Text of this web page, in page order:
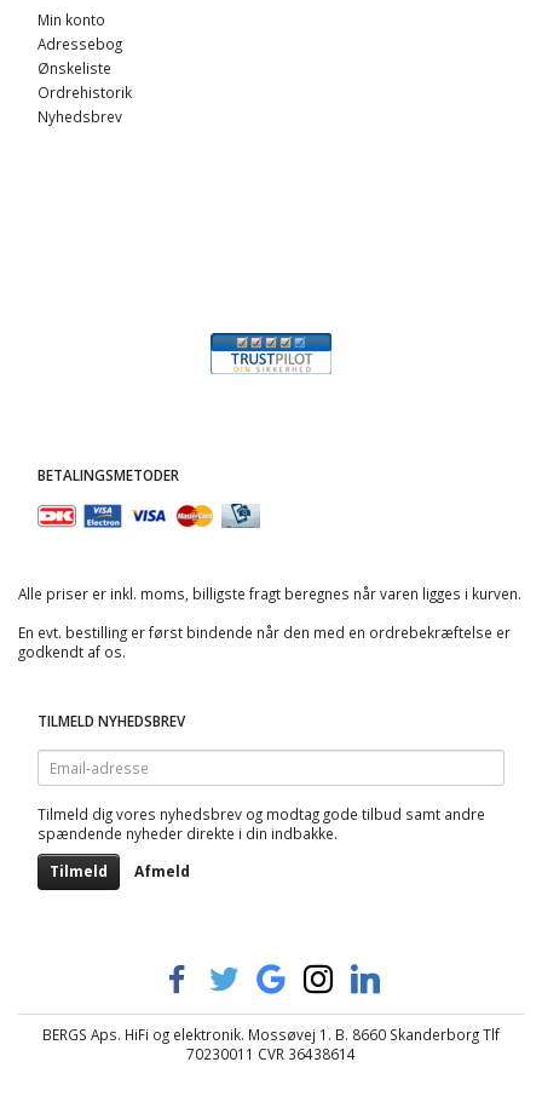
Min konto
Adressebog
Ønskeliste
Ordrehistorik
Nyhedsbrev
BETALINGSMETODER
Alle priser er inkl. moms, billigste fragt beregnes når varen ligges i kurven.
En evt. bestilling er først bindende når den med en ordrebekræftelse er
godkendt af os.
TILMELD NYHEDSBREV
Email-
adresse
Tilmeld dig vores nyhedsbrev og modtag gode tilbud samt andre
spændende nyheder direkte i din indbakke.
Tilmeld Afmeld
BERGS Aps. HiFi og elektronik. Mossøvej 1. B. 8660 Skanderborg Tlf
70230011 CVR 36438614